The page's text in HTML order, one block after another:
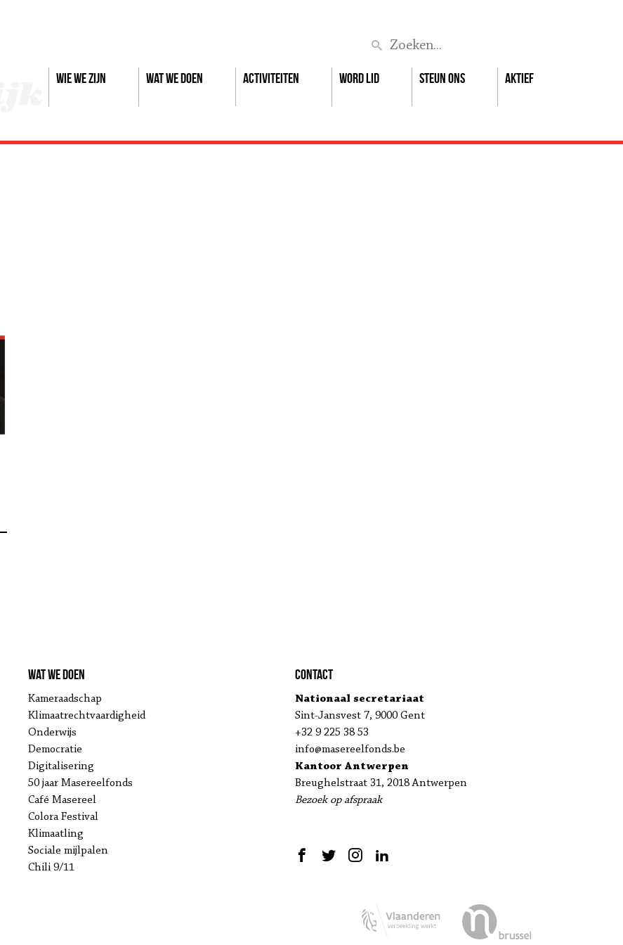
Wie we zijn Wat we doen Activiteiten Word lid Steun ons Aktief
Wat we doen
Kameraadschap
Klimaatrechtvaardigheid
Onderwijs
Democratie
Digitalisering
50 jaar Masereelfonds
Café Masereel
Colora Festival
Klimaatling
Sociale mijlpalen
Chili 9/11
Contact
Nationaal secretariaat
Sint-Jansvest 7, 9000 Gent
+32 9 225 38 53
info@masereelfonds.be
Kantoor Antwerpen
Breughelstraat 31, 2018 Antwerpen
Bezoek op afspraak